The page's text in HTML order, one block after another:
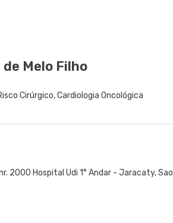
Melo Filho
Cirúrgico, Cardiologia Oncológica
2000 Hospital Udi 1° Andar - Jaracaty, Sao